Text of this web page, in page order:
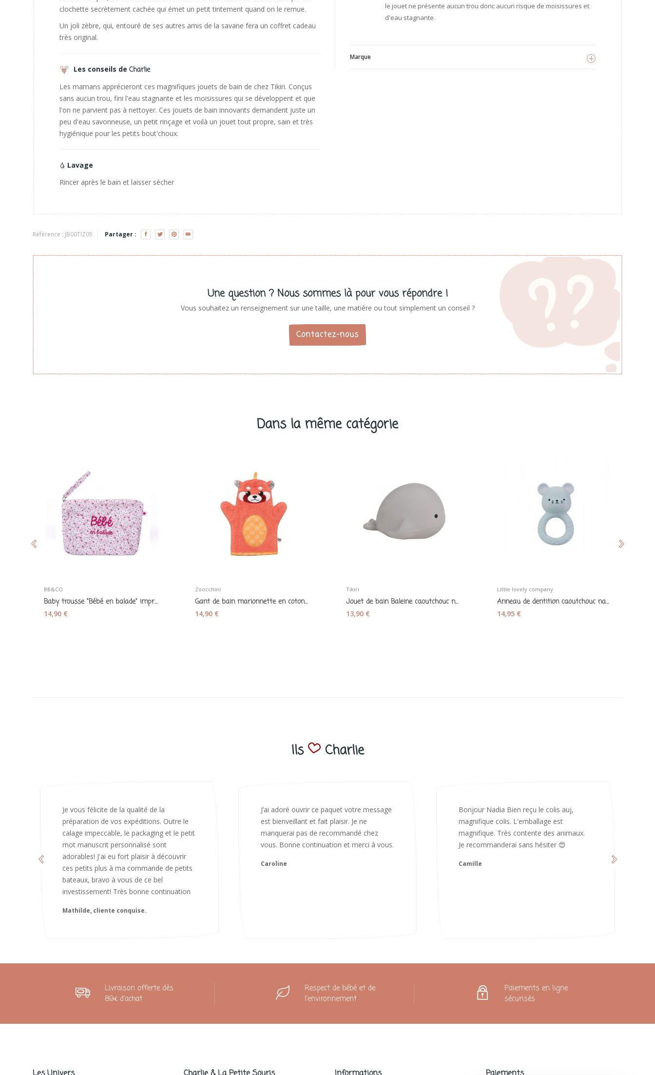
clochette secrètement cachée qui émet un petit tintement quand on le remue.
Un joli zèbre, qui, entouré de ses autres amis de la savane fera un coffret cadeau
très original.
Les conseils de Charlie
Les mamans apprécieront ces magnifiques jouets de bain de chez Tikiri. Conçus
sans aucun trou, fini l'eau stagnante et les moisissures qui se développent et que
l'on ne parvient pas à nettoyer. Ces jouets de bain innovants demandent juste un
peu d'eau savonneuse, un petit rinçage et voilà un jouet tout propre, sain et très
hygiénique pour les petits bout'choux.
Lavage
Rincer après le bain et laisser sécher
le jouet ne présente aucun trou donc aucun risque de moisissures et
d'eau stagnante.
Marque
Référence : JB00TIZ05 Partager :
Une question ? Nous sommes là pour vous répondre !
Vous souhaitez un renseignement sur une taille, une matière ou tout simplement un conseil ?
Contactez-nous
Dans la même catégorie
BB&CO
Baby trousse "Bébé en balade" imprimé liberty -...
14,90 €
Zoocchini
Gant de bain marionnette en coton « Panda roux »
14,90 €
Tikiri
Jouet de bain Baleine caoutchouc naturel gris -...
13,90 €
Little lovely company
Anneau de dentition caoutchouc naturel gris...
14,95 €
Ils Charlie
J’ai adoré ouvrir ce paquet votre message
est bienveillant et fait plaisir. Je ne
manquerai pas de recommandé chez
vous. Bonne continuation et merci à vous.
Bonjour Nadia Bien reçu le colis auj,
magnifique colis. L'emballage est
magnifique. Très contente des animaux.
Je recommanderai sans hésiter 😍
Camille
Merci infiniment, c’est magnifique 😍
d’avoir pris le temps de me répondre.
Nous sommes vraiment contents et
avons hâte de les utiliser 😄 bonne soirée
😍
Livraison offerte dès
89€ d'achat
Respect de bébé et de
l'environnement
Paiements en ligne
sécurisés